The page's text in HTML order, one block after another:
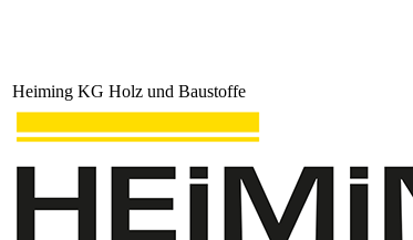
Heiming KG Holz und Baustoffe